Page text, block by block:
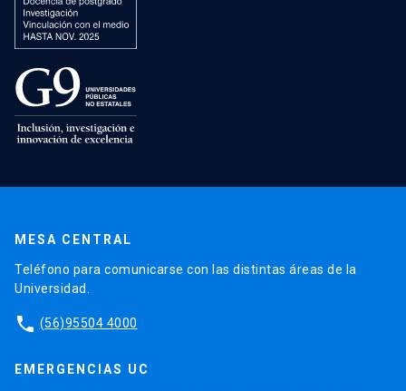
MESA CENTRAL
Teléfono para comunicarse con las distintas áreas de la
Universidad.
phone (56)95504 4000
EMERGENCIAS UC